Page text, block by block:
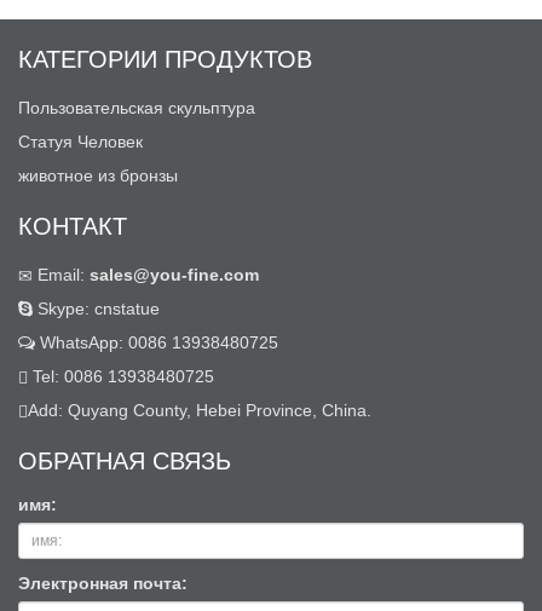
КАТЕГОРИИ ПРОДУКТОВ
Пользовательская скульптура
Статуя Человек
животное из бронзы
КОНТАКТ
Email: sales@you-fine.com
Skype: cnstatue
WhatsApp: 0086 13938480725
Tel: 0086 13938480725
Add: Quyang County, Hebei Province, China.
ОБРАТНАЯ СВЯЗЬ
имя:
Электронная почта: